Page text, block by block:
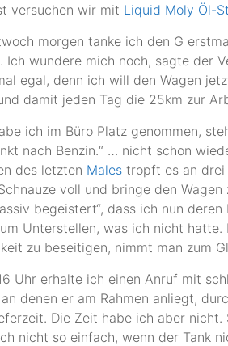
versuchen wir mit Liquid Moly Öl-
morgen tanke ich den G
Ich wundere mich noch, sagte der
egal, denn ich will den Wagen
damit jeden Tag die 25km zur
ich im Büro Platz genommen,
nach Benzin.“ … nicht schon
des letzten Males tropft es an drei
voll und bringe den Wagen
begeistert“, dass ich nun
Unterstellen, was ich nicht
zu beseitigen, nimmt man zum
Uhr erhalte ich einen Anruf mit
denen er am Rahmen anliegt,
Die Zeit habe ich aber
nicht so einfach, wenn der Tank